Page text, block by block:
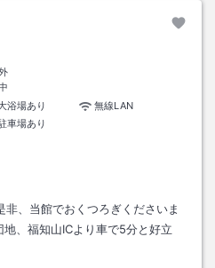
浴場あり
無線LAN
車場あり
、当館でおくつろぎくださいま
、福知山ICより車で5分と好立